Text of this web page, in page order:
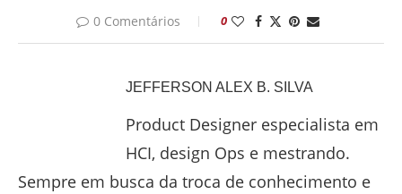
0 Comentários 0
JEFFERSON ALEX B. SILVA
Product Designer especialista em
HCI, design Ops e mestrando.
Sempre em busca da troca de conhecimento e